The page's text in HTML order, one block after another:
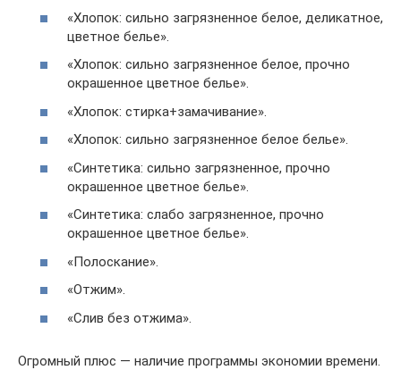
«Хлопок: сильно загрязненное белое, деликатное,
цветное белье».
«Хлопок: сильно загрязненное белое, прочно
окрашенное цветное белье».
«Хлопок: стирка+замачивание».
«Хлопок: сильно загрязненное белое белье».
«Синтетика: сильно загрязненное, прочно
окрашенное цветное белье».
«Синтетика: слабо загрязненное, прочно
окрашенное цветное белье».
«Полоскание».
«Отжим».
«Слив без отжима».
Огромный плюс — наличие программы экономии времени.